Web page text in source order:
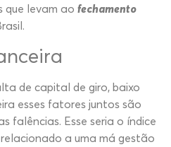
que levam ao fechamento
de capital de giro, baixo
esses fatores juntos são
falências. Esse seria o índice
a uma má gestão